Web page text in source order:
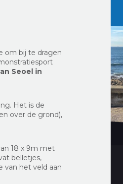
om bij te dragen
Seoel in
Het is de
over de grond),
18 x 9m met
belletjes,
van het veld aan